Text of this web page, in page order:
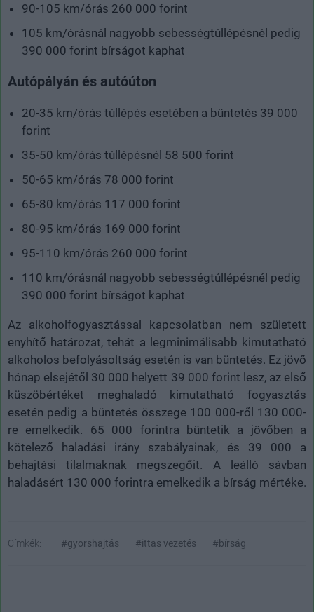
90-105 km/órás 260 000 forint
105 km/órásnál nagyobb sebességtúllépésnél pedig
390 000 forint bírságot kaphat
Autópályán és autóúton
20-35 km/órás túllépés esetében a büntetés 39 000
forint
35-50 km/órás túllépésnél 58 500 forint
50-65 km/órás 78 000 forint
65-80 km/órás 117 000 forint
80-95 km/órás 169 000 forint
95-110 km/órás 260 000 forint
110 km/órásnál nagyobb sebességtúllépésnél pedig
390 000 forint bírságot kaphat
Az alkoholfogyasztással kapcsolatban nem született
enyhítő határozat, tehát a legminimálisabb kimutatható
alkoholos befolyásoltság esetén is van büntetés. Ez jövő
hónap elsejétől 30 000 helyett 39 000 forint lesz, az első
küszöbértéket meghaladó kimutatható fogyasztás
esetén pedig a büntetés összege 100 000-ről 130 000-
re emelkedik. 65 000 forintra büntetik a jövőben a
kötelező haladási irány szabályainak, és 39 000 a
behajtási tilalmaknak megszegőit. A leálló sávban
haladásért 130 000 forintra emelkedik a bírság mértéke.
Címkék: #gyorshajtás #ittas vezetés #bírság